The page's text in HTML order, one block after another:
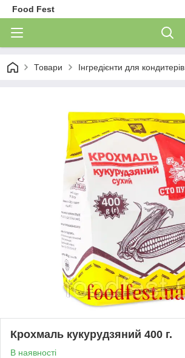
Food Fest
Товари Інгредієнти для кондитерів
Крохмаль кукурудзяний 400 г.
В наявності